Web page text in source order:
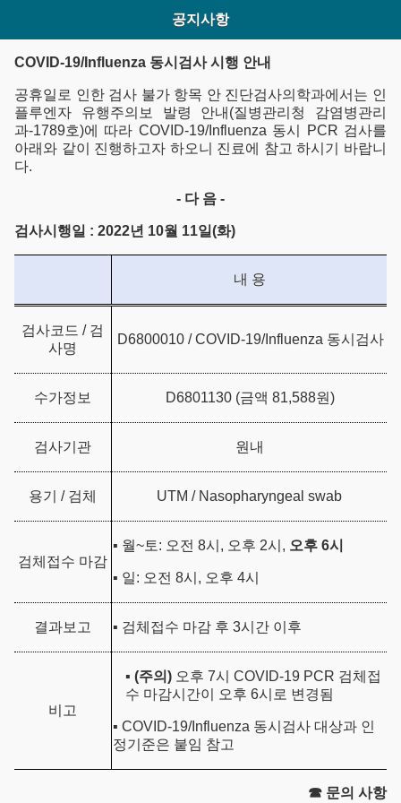
공지사항
COVID-19/Influenza 동시검사 시행 안내
공휴일로 인한 검사 불가 항목 안 진단검사의학과에서는 인
플루엔자 유행주의보 발령 안내(질병관리청 감염병관리
과-1789호)에 따라 COVID-19/Influenza 동시 PCR 검사를
아래와 같이 진행하고자 하오니 진료에 참고 하시기 바랍니
다.
- 다 음 -
검사시행일 : 2022년 10월 11일(화)
내 용
검사코드 / 검
사명
D6800010 / COVID-19/Influenza 동시검사
수가정보 D6801130 (금액 81,588원)
검사기관 원내
용기 / 검체 UTM / Nasopharyngeal swab
검체접수 마감
▪ 월~토: 오전 8시, 오후 2시, 오후 6시
▪ 일: 오전 8시, 오후 4시
결과보고 ▪ 검체접수 마감 후 3시간 이후
비고
▪ (주의) 오후 7시 COVID-19 PCR 검체접
수 마감시간이 오후 6시로 변경됨
▪ COVID-19/Influenza 동시검사 대상과 인
정기준은 붙임 참고
☎ 문의 사항